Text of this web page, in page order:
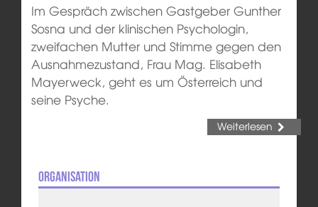
Im Gespräch zwischen Gastgeber Gunther
Sosna und der klinischen Psychologin,
zweifachen Mutter und Stimme gegen den
Ausnahmezustand, Frau Mag. Elisabeth
Mayerweck, geht es um Österreich und
seine Psyche.
Weiterlesen
Organisation